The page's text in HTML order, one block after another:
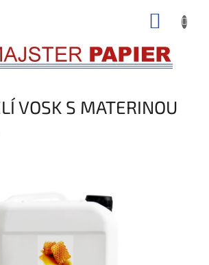
VOSK S MATERINOU